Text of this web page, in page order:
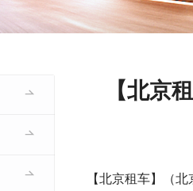
【北京
【北京租车】（